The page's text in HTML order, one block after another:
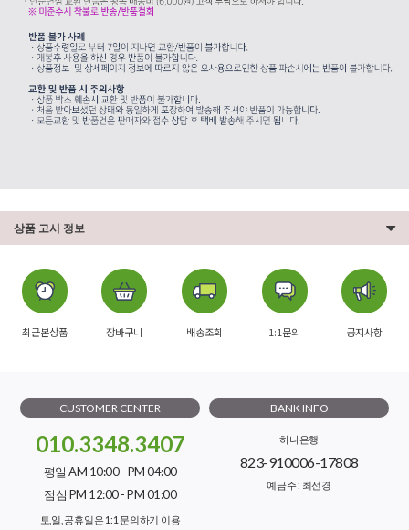
상품 고시 정보
최근본상품 장바구니 배송조회 1:1문의 공지사항
CUSTOMER CENTER
010.3348.3407
평일 AM 10:00 - PM 04:00
점심 PM 12:00 - PM 01:00
토,일, 공휴일은 1:1 문의하기 이용
BANK INFO
하나은행
823-910006-17808
예금주 : 최선경